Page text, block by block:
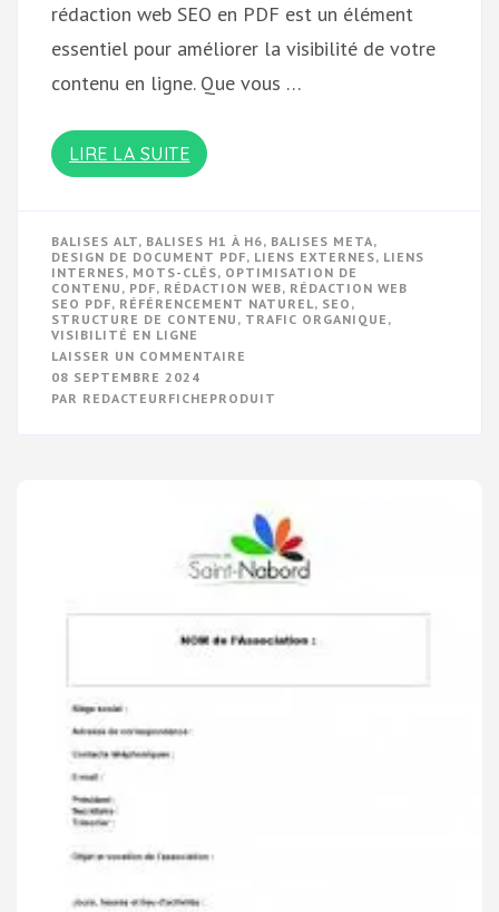
rédaction web SEO en PDF est un élément
essentiel pour améliorer la visibilité de votre
contenu en ligne. Que vous …
LIRE LA SUITE
BALISES ALT, BALISES H1 À H6, BALISES META,
DESIGN DE DOCUMENT PDF, LIENS EXTERNES, LIENS
INTERNES, MOTS-CLÉS, OPTIMISATION DE
CONTENU , PDF, RÉDACTION WEB, RÉDACTION WEB
SEO PDF, RÉFÉRENCEMENT NATUREL, SEO ,
STRUCTURE DE CONTENU , TRAFIC ORGANIQUE ,
VISIBILITÉ EN LIGNE
LAISSER UN COMMENTAIRE
RÉDACTION
EFFICACES
08 SEPTEMBRE 2024
PAR REDACTEURFICHEPRODUIT